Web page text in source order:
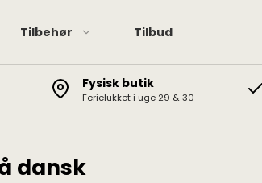
Tilbehør
XP hovedtelefoner
Tilbud
Fysisk butik
Ferielukket i uge 29 & 30
dansk